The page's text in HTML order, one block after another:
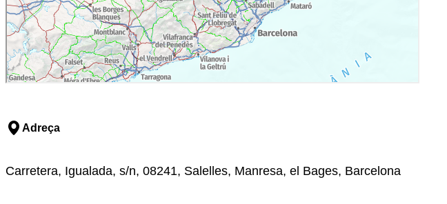
Adreça
Carretera, Igualada, s/n, 08241, Salelles, Manresa, el Bages, Barcelona